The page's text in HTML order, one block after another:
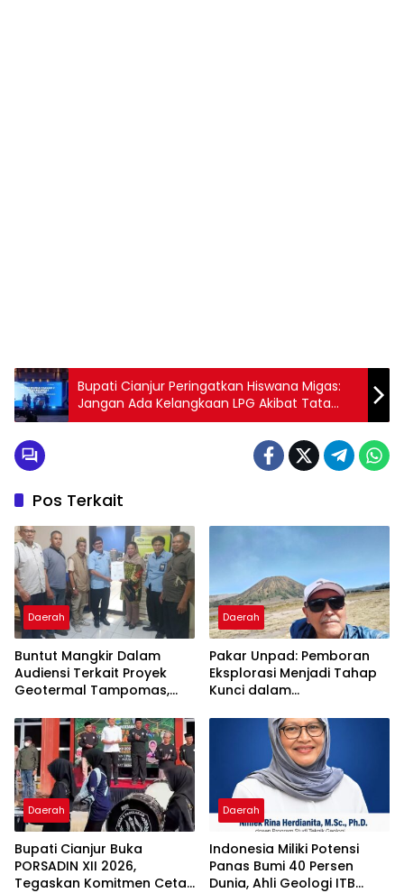
Bupati Cianjur Peringatkan Hiswana Migas:
Jangan Ada Kelangkaan LPG Akibat Tata
Kelola Buruk dan Spekulasi
Pos Terkait
Daerah
Buntut Mangkir Dalam
Audiensi Terkait Proyek
Geotermal Tampomas,
Dilaporkan Ke
Ombudsman dan BPKP
Daerah
Pakar Unpad: Pemboran
Eksplorasi Menjadi Tahap
Kunci dalam
Bumi
Daerah
Bupati Cianjur Buka
PORSADIN XII 2026,
Tegaskan Komitmen Cetak
Daerah
Indonesia Miliki Potensi
Panas Bumi 40 Persen
Dunia, Ahli Geologi ITB